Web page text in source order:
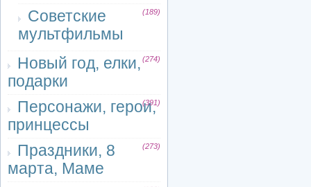
Советские
мультфильмы
(189)
Новый год, елки,
подарки
(274)
Персонажи, герои,
принцессы
(391)
Праздники, 8
марта, Маме
(273)